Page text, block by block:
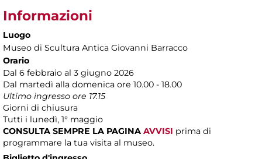
Informazioni
Luogo
Museo di Scultura Antica Giovanni Barracco
Orario
Dal 6 febbraio al 3 giugno 2026
Dal martedì alla domenica ore 10.00 - 18.00
Ultimo ingresso ore 17.15
Giorni di chiusura
Tutti i lunedì, 1° maggio
CONSULTA SEMPRE LA PAGINA AVVISI prima di
programmare la tua visita al museo.